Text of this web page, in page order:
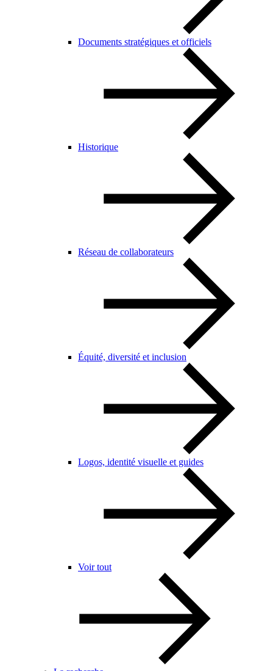
Documents stratégiques et officiels
Historique
Réseau de collaborateurs
Équité, diversité et inclusion
Logos, identité visuelle et guides
Voir tout